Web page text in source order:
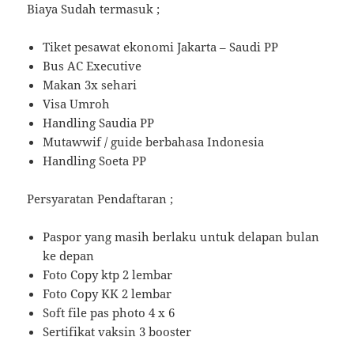
Biaya Sudah termasuk ;
Tiket pesawat ekonomi Jakarta – Saudi PP
Bus AC Executive
Makan 3x sehari
Visa Umroh
Handling Saudia PP
Mutawwif / guide berbahasa Indonesia
Handling Soeta PP
Persyaratan Pendaftaran ;
Paspor yang masih berlaku untuk delapan bulan
ke depan
Foto Copy ktp 2 lembar
Foto Copy KK 2 lembar
Soft file pas photo 4 x 6
Sertifikat vaksin 3 booster